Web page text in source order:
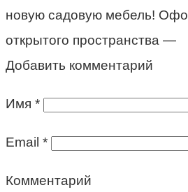
новую садовую мебель!
открытого пространства —
Добавить комментарий
Имя *
Email *
Комментарий